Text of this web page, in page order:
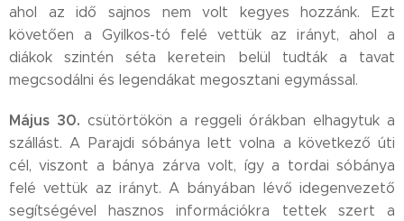
ahol az idő sajnos nem volt kegyes hozzánk. Ezt
követően a Gyilkos-tó felé vettük az irányt, ahol a
diákok szintén séta keretein belül tudták a tavat
megcsodálni és legendákat megosztani egymással.
Május 30. csütörtökön a reggeli órákban elhagytuk a
szállást. A Parajdi sóbánya lett volna a következő úti
cél, viszont a bánya zárva volt, így a tordai sóbánya
felé vettük az irányt. A bányában lévő idegenvezető
segítségével hasznos információkra tettek szert a